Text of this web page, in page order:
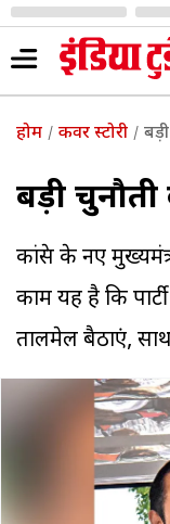
होम कवर स्टोरी
बड़ी
कांग्रेस के नए
काम यह है कि
तालमेल बैठाएं,